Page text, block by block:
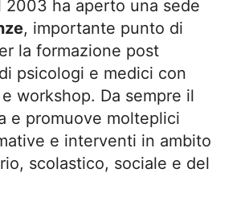
2003 ha aperto una sede
, importante punto di
la formazione post
psicologi e medici con
workshop. Da sempre il
e promuove molteplici
e interventi in ambito
scolastico, sociale e del